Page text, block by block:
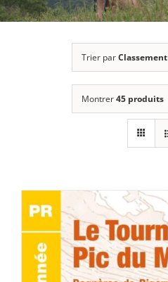
Trier parClassement
Montrer45 produits